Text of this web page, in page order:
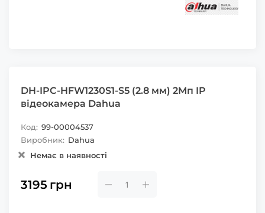
DH-IPC-HFW1230S1-S5 (2.8 мм) 2Mп IP
відеокамера Dahua
Код: 99-00004537
Виробник: Dahua
Немає в наявності
3195 грн